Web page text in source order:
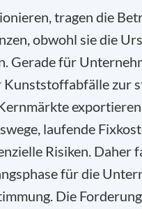
tragen die
obwohl sie die
Gerade für
Kunststoffabfälle zur
laufende
Risiken. Daher
für die
Die